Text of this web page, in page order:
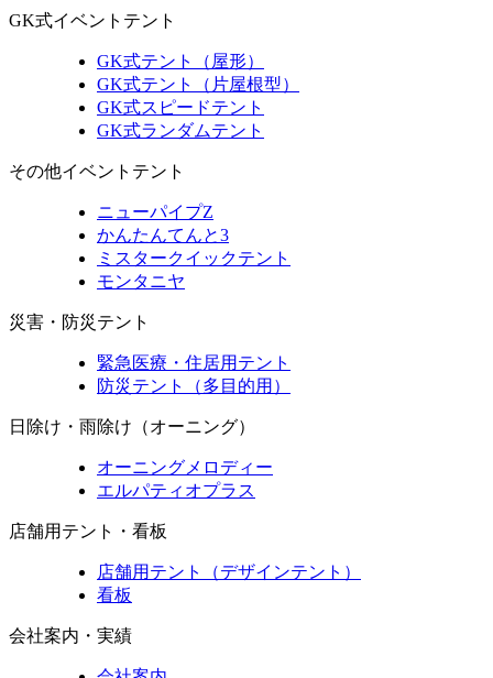
GK式イベントテント
GK式テント（屋形）
GK式テント（片屋根型）
GK式スピードテント
GK式ランダムテント
その他イベントテント
ニューパイプZ
かんたんてんと3
ミスタークイックテント
モンタニヤ
災害・防災テント
緊急医療・住居用テント
防災テント（多目的用）
日除け・雨除け（オーニング）
オーニングメロディー
エルパティオプラス
店舗用テント・看板
店舗用テント（デザインテント）
看板
会社案内・実績